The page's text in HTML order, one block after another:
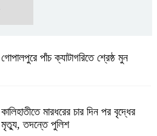
গোপালপুরে পাঁচ ক্যাটাগরিতে শ্রেষ্ঠ মুন
কালিহাতীতে মারধরের চার দিন পর বৃদ্ধের
মৃত্যু, তদন্তে পুলিশ